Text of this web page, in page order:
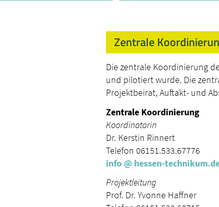
Zentrale
Die zentrale Koordinierung
und pilotiert wurde. Die
Projektbeirat, Auftakt- und
Zentrale Koordinierung
Koordinatorin
Dr. Kerstin Rinnert
Telefon 06151.533.67776
info @ hessen-technikum.
Projektleitung
Prof. Dr. Yvonne Haffner